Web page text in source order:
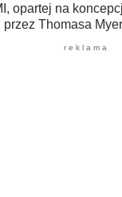
opartej na
Thomasa
r e k l a m a